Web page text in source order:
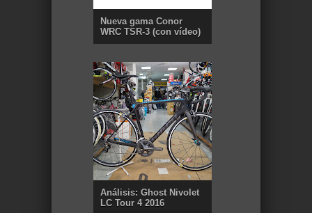
Nueva gama Conor
WRC TSR-3 (con vídeo)
Análisis: Ghost Nivolet
LC Tour 4 2016